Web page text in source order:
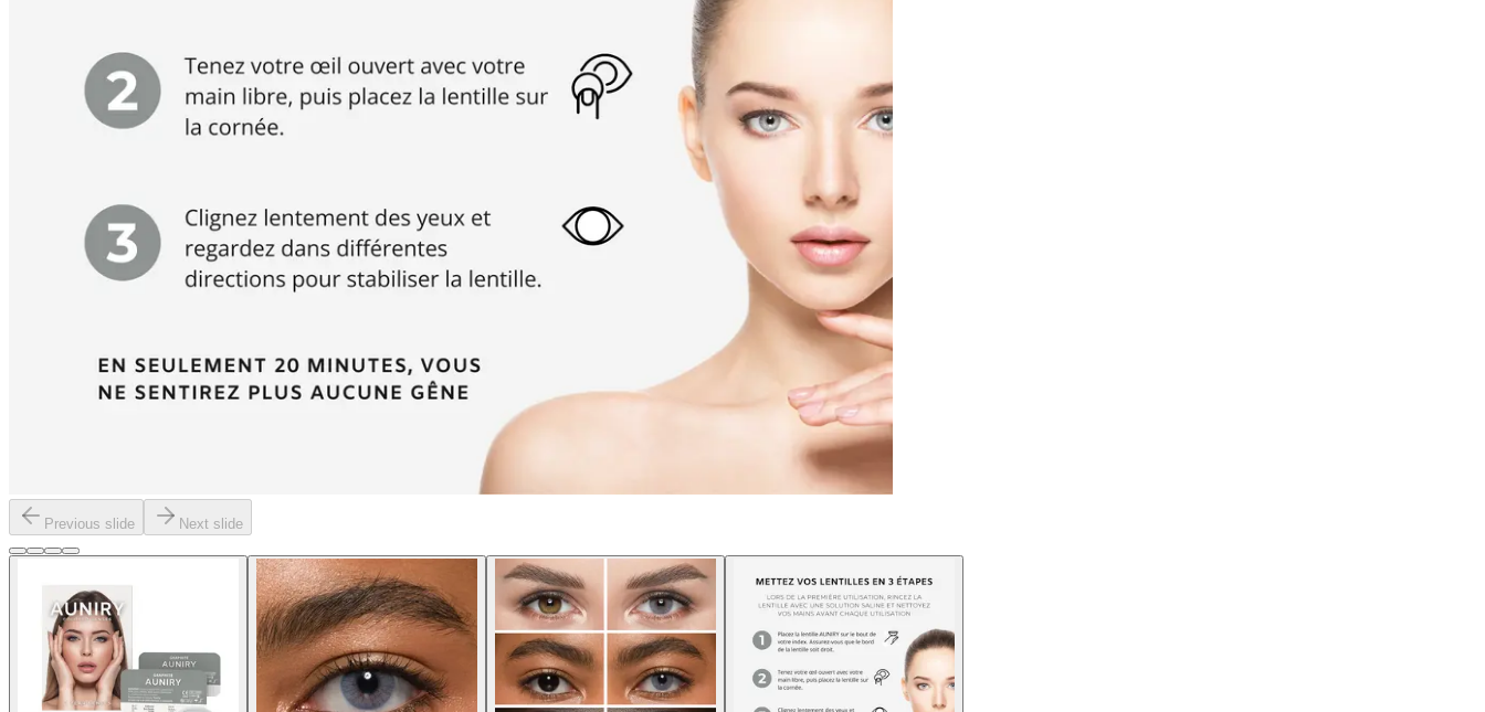
Previous slide Next slide